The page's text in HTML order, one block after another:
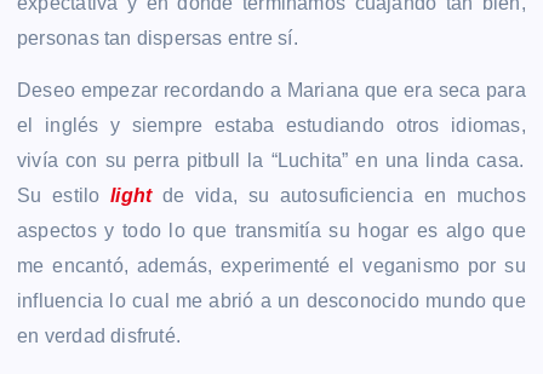
personas tan dispersas entre sí.
Deseo empezar recordando a Mariana que era seca para
el inglés y siempre estaba estudiando otros idiomas,
vivía con su perra pitbull la “Luchita” en una linda casa.
Su estilolightde vida, su autosuficiencia en muchos
aspectos y todo lo que transmitía su hogar es algo que
me encantó, además, experimenté el veganismo por su
influencia lo cual me abrió a un desconocido mundo que
en verdad disfruté.